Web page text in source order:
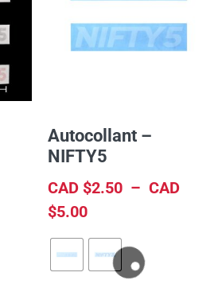
Autocollant –
NIFTY5
CAD $2.50 – CAD
$5.00